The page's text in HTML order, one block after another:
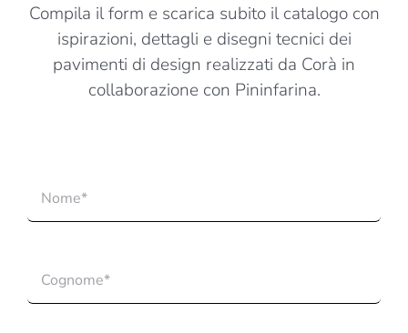
Compila il form e scarica subito il catalogo con
ispirazioni, dettagli e disegni tecnici dei
pavimenti di design realizzati da Corà in
collaborazione con Pininfarina.